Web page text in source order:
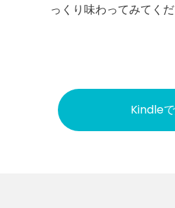
っくり味わってみてくだ
Kindle